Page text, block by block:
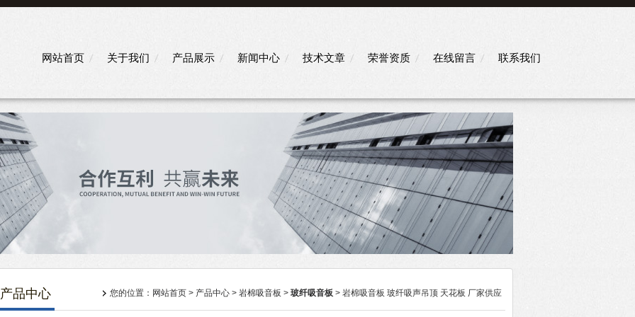
网站首页 关于我们 产品展示 新闻中心 技术文章 荣誉资质 在线留言 联系我们
产品中心 您的位置： 网站首页 > 产品中心 > 岩棉吸音板 > 玻纤吸音板 > 岩棉吸音板 玻纤吸声吊顶 天花板 厂家供应